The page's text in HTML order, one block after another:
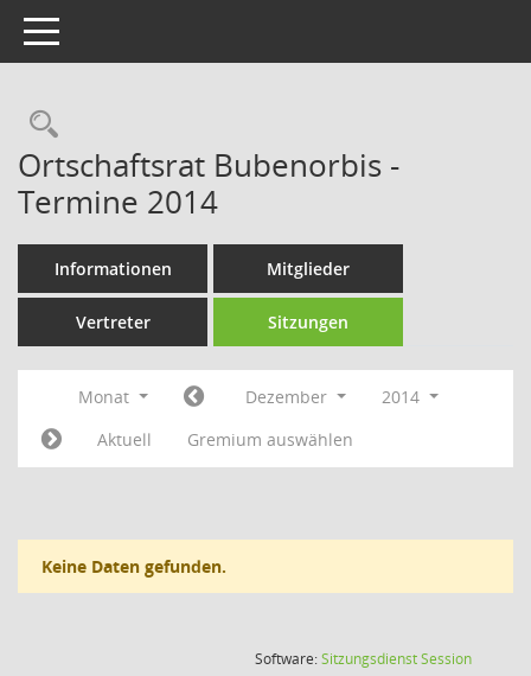
Toggle navigation
Rechercheauswahl
Ortschaftsrat Bubenorbis -
Termine 2014
Informationen Mitglieder
Vertreter Sitzungen
Monat Dezember
2014
Aktuell
Gremium auswählen
Keine Daten gefunden.
Software:SitzungsdienstSession(Wird in